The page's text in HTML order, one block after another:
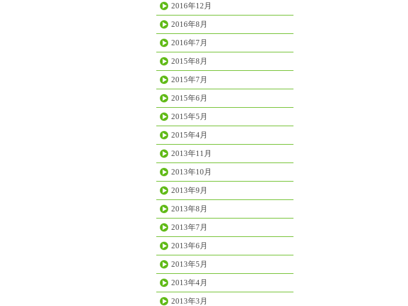
2016年12月
2016年8月
2016年7月
2015年8月
2015年7月
2015年6月
2015年5月
2015年4月
2013年11月
2013年10月
2013年9月
2013年8月
2013年7月
2013年6月
2013年5月
2013年4月
2013年3月